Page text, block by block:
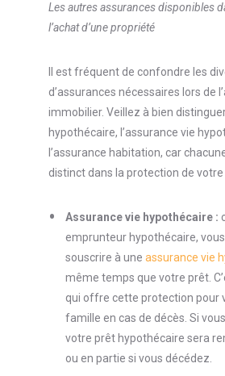
Les autres assurances disponibles
l’achat d’une propriété
Il est fréquent de confondre les
d’assurances nécessaires lors de
immobilier. Veillez à bien
hypothécaire, l’assurance vie
l’assurance habitation, car
distinct dans la protection de
Assurance vie hypothécaire :
emprunteur hypothécaire,
souscrire à une assurance vie
même temps que votre prêt.
qui offre cette protection pour
famille en cas de décès. Si
votre prêt hypothécaire sera
ou en partie si vous décédez.